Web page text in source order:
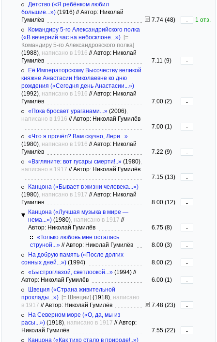
Детство («Я ребёнком любил
большие...») (1916) //Автор: Николай
Гумилёв
7.74 (48) -
1 отз.
Командиру 5-го Александрийского полка
(«В вечерний час на небосклоне...») [=
Командиру 5-го Александровского полка]
(1988) , написано в 1916 //Автор: Николай
Гумилёв
7.11 (9)
-
Её Императорскому Высочеству великой
княжне Анастасии Николаевне ко дню
рождения («Сегодня день Анастасии...»)
(1992) , написано в 1916 //Автор: Николай
Гумилёв
7.00 (2)
-
«Пока бросает ураганами...» (2006)
написано в 1916 //Автор: Николай Гумилёв
7.00 (1)
-
«Что я прочёл? Вам скучно, Лери...»
(1980) , написано в 1916 //Автор: Николай
Гумилёв
7.22 (9)
-
«Взгляните: вот гусары смерти!..» (1980)
написано в 1917 //Автор: Николай Гумилёв
7.15 (13)
-
Канцона («Бывает в жизни человека...»)
(1980) , написано в 1917 //Автор: Николай
Гумилёв
8.00 (12)
-
Канцона («Лучшая музыка в мире —
нема...») (1980) , написано в 1917 //
Автор: Николай Гумилёв
6.75 (8)
-
«Только любовь мне осталась
струной...» //Автор: Николай Гумилёв 8.00 (3)
-
На добрую память («После долгих
сонных дней...») (1994) 8.00 (2)
-
«Быстроглазой, светлоокой...» (1994) //
Автор: Николай Гумилёв
6.00 (1)
-
Швеция («Страна живительной
прохлады...») [= Швеции] (1918) , написано
в 1917 //Автор: Николай Гумилёв 7.48 (23)
-
На Северном море («О, да, мы из
расы...») (1918) , написано в 1917 //Автор:
Николай Гумилёв
7.55 (22)
-
Канцона («Как тихо стало в природе!..»)